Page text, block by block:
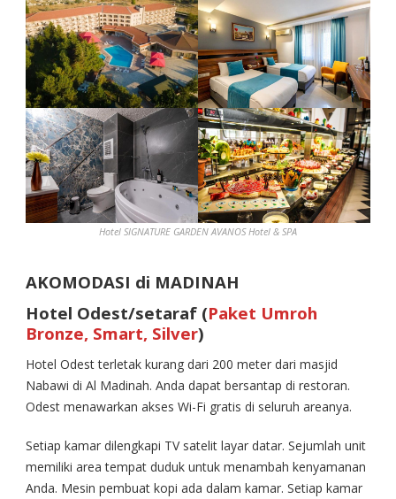
Hotel SIGNATURE GARDEN AVANOS Hotel & SPA
AKOMODASI di MADINAH
Hotel Odest/setaraf (Paket Umroh
Bronze, Smart, Silver)
Hotel Odest terletak kurang dari 200 meter dari masjid
Nabawi di Al Madinah. Anda dapat bersantap di restoran.
Odest menawarkan akses Wi-Fi gratis di seluruh areanya.
Setiap kamar dilengkapi TV satelit layar datar. Sejumlah unit
memiliki area tempat duduk untuk menambah kenyamanan
Anda. Mesin pembuat kopi ada dalam kamar. Setiap kamar